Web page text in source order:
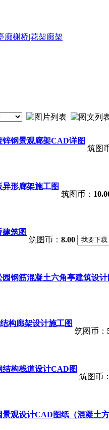
廊榭桥|花架廊架
锌钢景观廊架CAD详图
筑图
异形廊架施工图
筑图币：
建筑图
筑图币： 8.00
园钢筋混凝土六角亭建筑设计
构廊架设计施工图
筑图币：
结构栈道设计CAD图
筑图币
景观设计CAD图纸（混凝土